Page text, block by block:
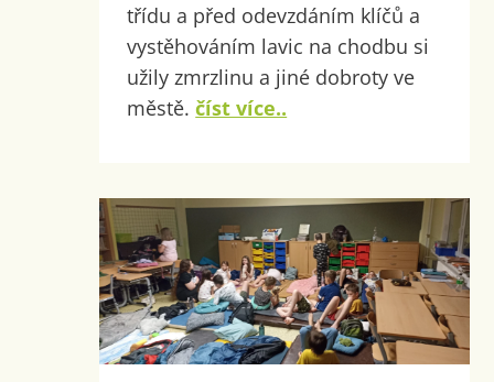
třídu a před odevzdáním klíčů a
vystěhováním lavic na chodbu si
užily zmrzlinu a jiné dobroty ve
městě.číst více..